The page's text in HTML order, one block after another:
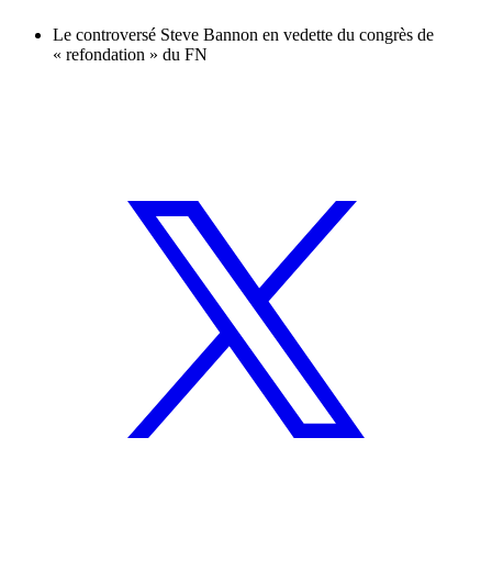
Le controversé Steve Bannon en vedette du congrès de
« refondation » du FN